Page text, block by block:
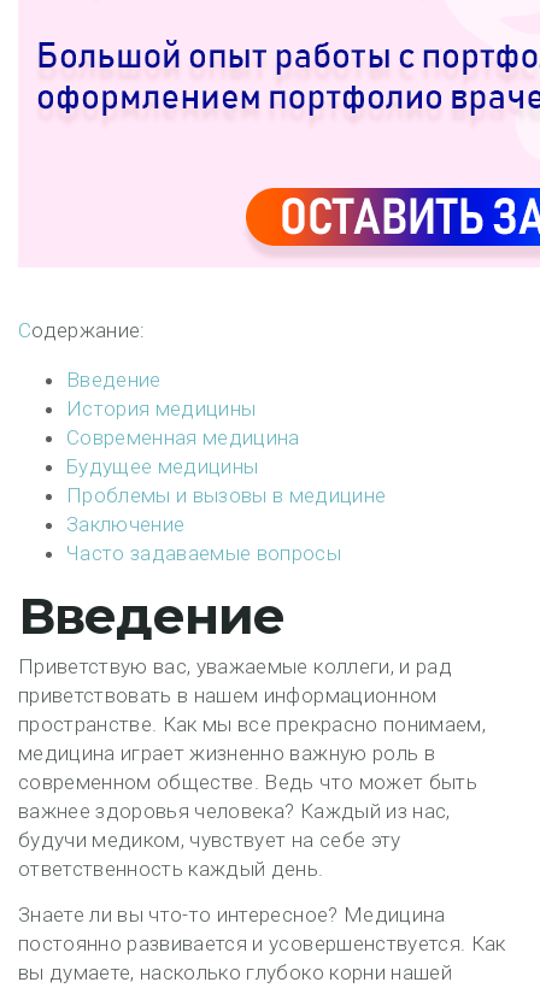
Содержание:
Введение
История медицины
Современная медицина
Будущее медицины
Проблемы и вызовы в медицине
Заключение
Часто задаваемые вопросы
Введение
Приветствую вас, уважаемые коллеги, и рад
приветствовать в нашем информационном
пространстве. Как мы все прекрасно понимаем,
медицина играет жизненно важную роль в
современном обществе. Ведь что может быть
важнее здоровья человека? Каждый из нас,
будучи медиком, чувствует на себе эту
ответственность каждый день.
Знаете ли вы что-то интересное? Медицина
постоянно развивается и усовершенствуется. Как
вы думаете, насколько глубоко корни нашей